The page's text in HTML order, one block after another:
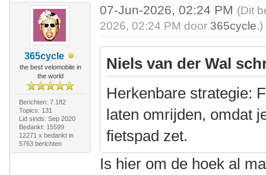
365cycle
the best velomobile in
the world
Berichten: 7.182
Topics: 131
Lid sinds: Sep 2020
Bedankt: 15599
12271 x bedankt in
5763 berichten
07-Jun-2026, 02:24 PM (Dit
2026, 02:24 PM door 365cycle.)
Niels van der Wal
Herkenbare strategie:
laten omrijden, omdat
fietspad zet.
Is hier om de hoek al